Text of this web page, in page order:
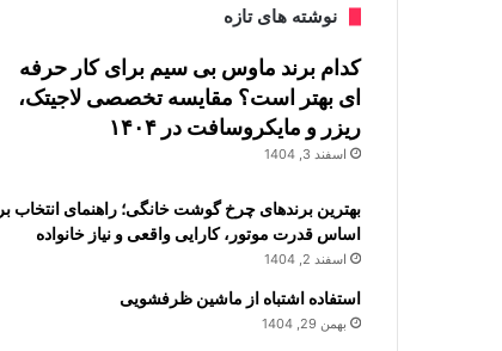
نوشته های تازه
کدام برند ماوس بی سیم برای کار حرفه
ای بهتر است؟ مقایسه تخصصی لاجیتک،
ریزر و مایکروسافت در ۱۴۰۴
اسفند 3, 1404
بهترین برندهای چرخ گوشت خانگی؛ راهنمای انتخاب بر
اساس قدرت موتور، کارایی واقعی و نیاز خانواده
اسفند 2, 1404
استفاده اشتباه از ماشین ظرفشویی
بهمن 29, 1404